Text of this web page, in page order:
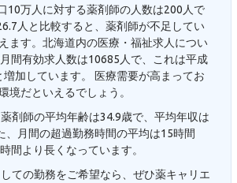
10万人に対する薬剤師の人数は200人で
人と比較すると、薬剤師が不足してい
ます。北海道内の医療・福祉求人につい
間有効求人数は10685人で、これは平成
加しています。 医療需要が高まってお
境だといえるでしょう。
剤師の平均年齢は34.9歳で、平均年収は
、月間の超過勤務時間の平均は15時間
間より長くなっています。
ての勤務をご希望なら、ぜひ薬キャリエ